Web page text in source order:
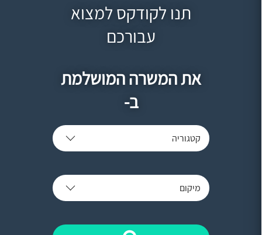
תנו לקודקס למצוא
עבורכם
את המשרה המושלמת
ב-
קטגוריה
מיקום